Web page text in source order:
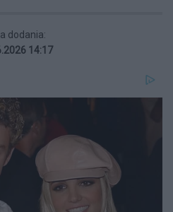
dodania:
14:17